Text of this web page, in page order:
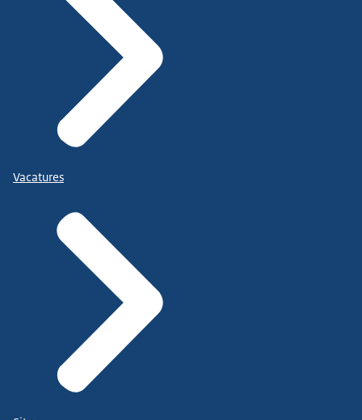
Vacatures